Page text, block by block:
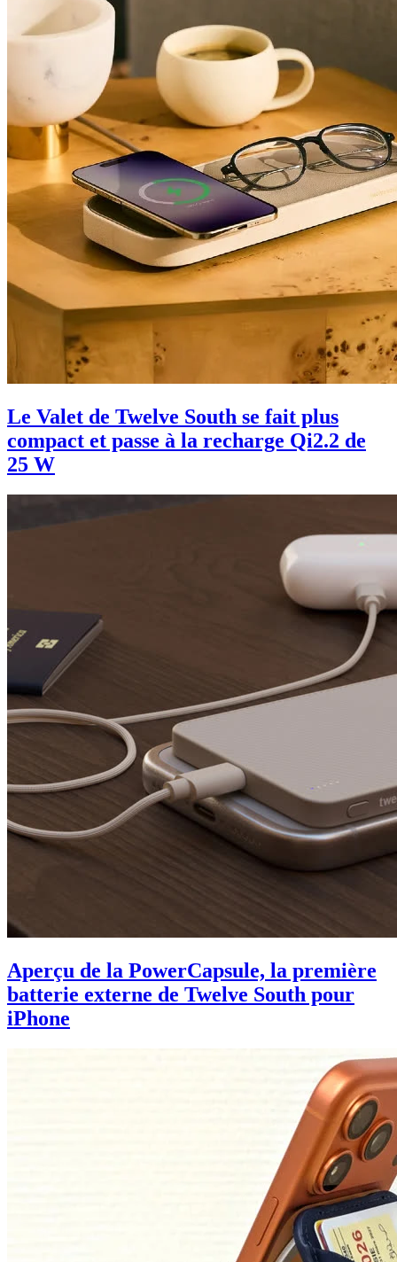
Le Valet de Twelve South se fait plus
compact et passe à la recharge Qi2.2 de
25 W
Aperçu de la PowerCapsule, la première
batterie externe de Twelve South pour
iPhone